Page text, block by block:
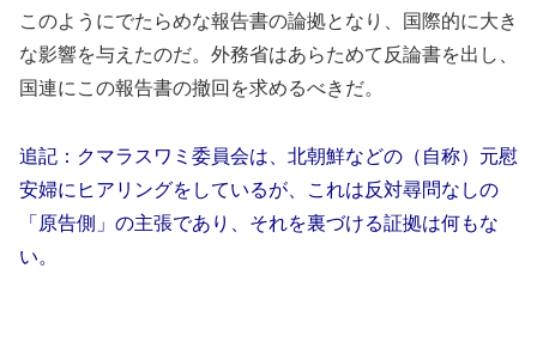
このようにでたらめな報告書の論拠となり、国際的に大き
な影響を与えたのだ。外務省はあらためて反論書を出し、
国連にこの報告書の撤回を求めるべきだ。
追記：クマラスワミ委員会は、北朝鮮などの（自称）元慰
安婦にヒアリングをしているが、これは反対尋問なしの
「原告側」の主張であり、それを裏づける証拠は何もな
い。